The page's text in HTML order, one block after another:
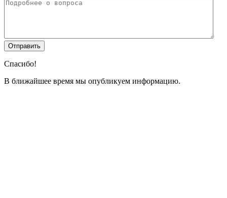
Спасибо!
В ближайшее время мы опубликуем информацию.